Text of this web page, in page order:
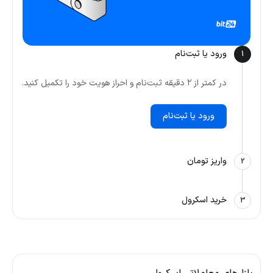
1 ورود یا ثبت‌نام
در کمتر از ۲ دقیقه ثبت‌نام و احراز هویت خود را تکمیل کنید.
ورود یا ثبت‌نام
2 واریز تومان
3 خرید اسکرول